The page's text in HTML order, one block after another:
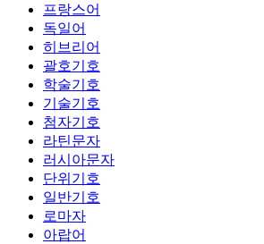
프랑스어
독일어
히브리어
괄호기호
학술기호
기술기호
첨자기호
라틴문자
러시아문자
단위기호
일반기호
로마자
아랍어